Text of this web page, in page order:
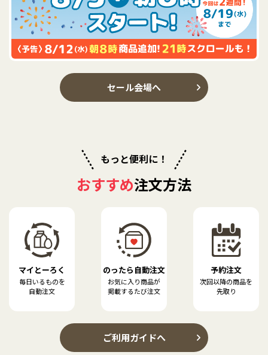
セール会場へ
もっと便利に！
おすすめ注文方法
マイとーろく
毎日いるものを
自動注文
のったら自動注文
お気に入り商品が
掲載するたび注文
予約注文
次回以降の商品を
先取り
ご利用ガイドへ